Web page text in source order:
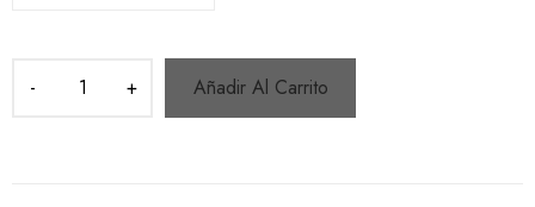
Añadir Al Carrito